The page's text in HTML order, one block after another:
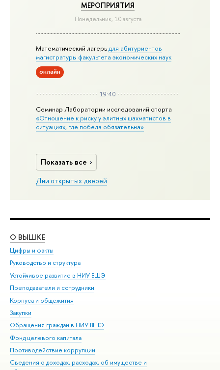
МЕРОПРИЯТИЯ
Понедельник, 10 августа
Математический лагерьдля абитуриентов
магистратуры факультета экономических наук
онлайн
19:40
Семинар Лаборатории исследований спорта
«Отношение к риску у элитных шахматистов в
ситуациях, где победа обязательна»
Показать все
Дни открытых дверей
О ВЫШКЕ
Цифры и факты
Руководство и структура
Устойчивое развитие в НИУ ВШЭ
Преподаватели и сотрудники
Корпуса и общежития
Закупки
Обращения граждан в НИУ ВШЭ
Фонд целевого капитала
Противодействие коррупции
Сведения о доходах, расходах, об имуществе и